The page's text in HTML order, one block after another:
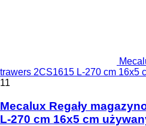
trawers 2CS1615 L-270 cm 16x5
11
Mecalux Regały
L-270 cm 16x5 cm